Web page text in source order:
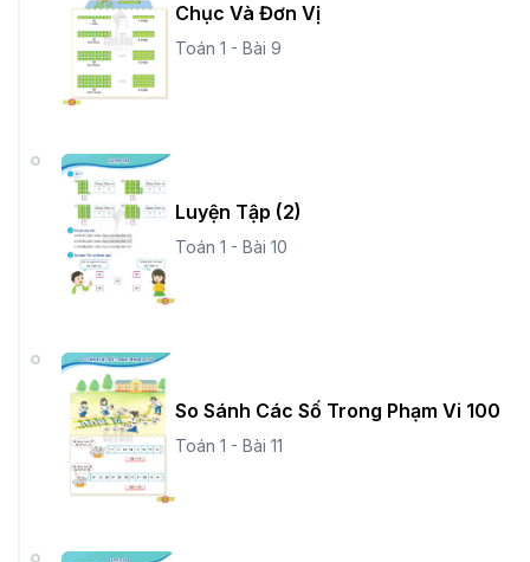
Chục Và Đơn Vị
Toán 1 - Bài 9
Luyện Tập (2)
Toán 1 - Bài 10
So Sánh Các Số Trong Phạm Vi 100
Toán 1 - Bài 11